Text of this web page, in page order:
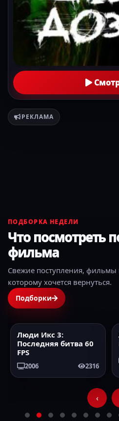
РЕКЛАМА
ПОДБОРКА НЕДЕЛИ
Что посмотреть
фильма
Свежие поступления, фильмы
которому хочется вернуться.
Подборки
2006 60FPS
Люди Икс 3:
Последняя битва 60
FPS
2006 2316
‹